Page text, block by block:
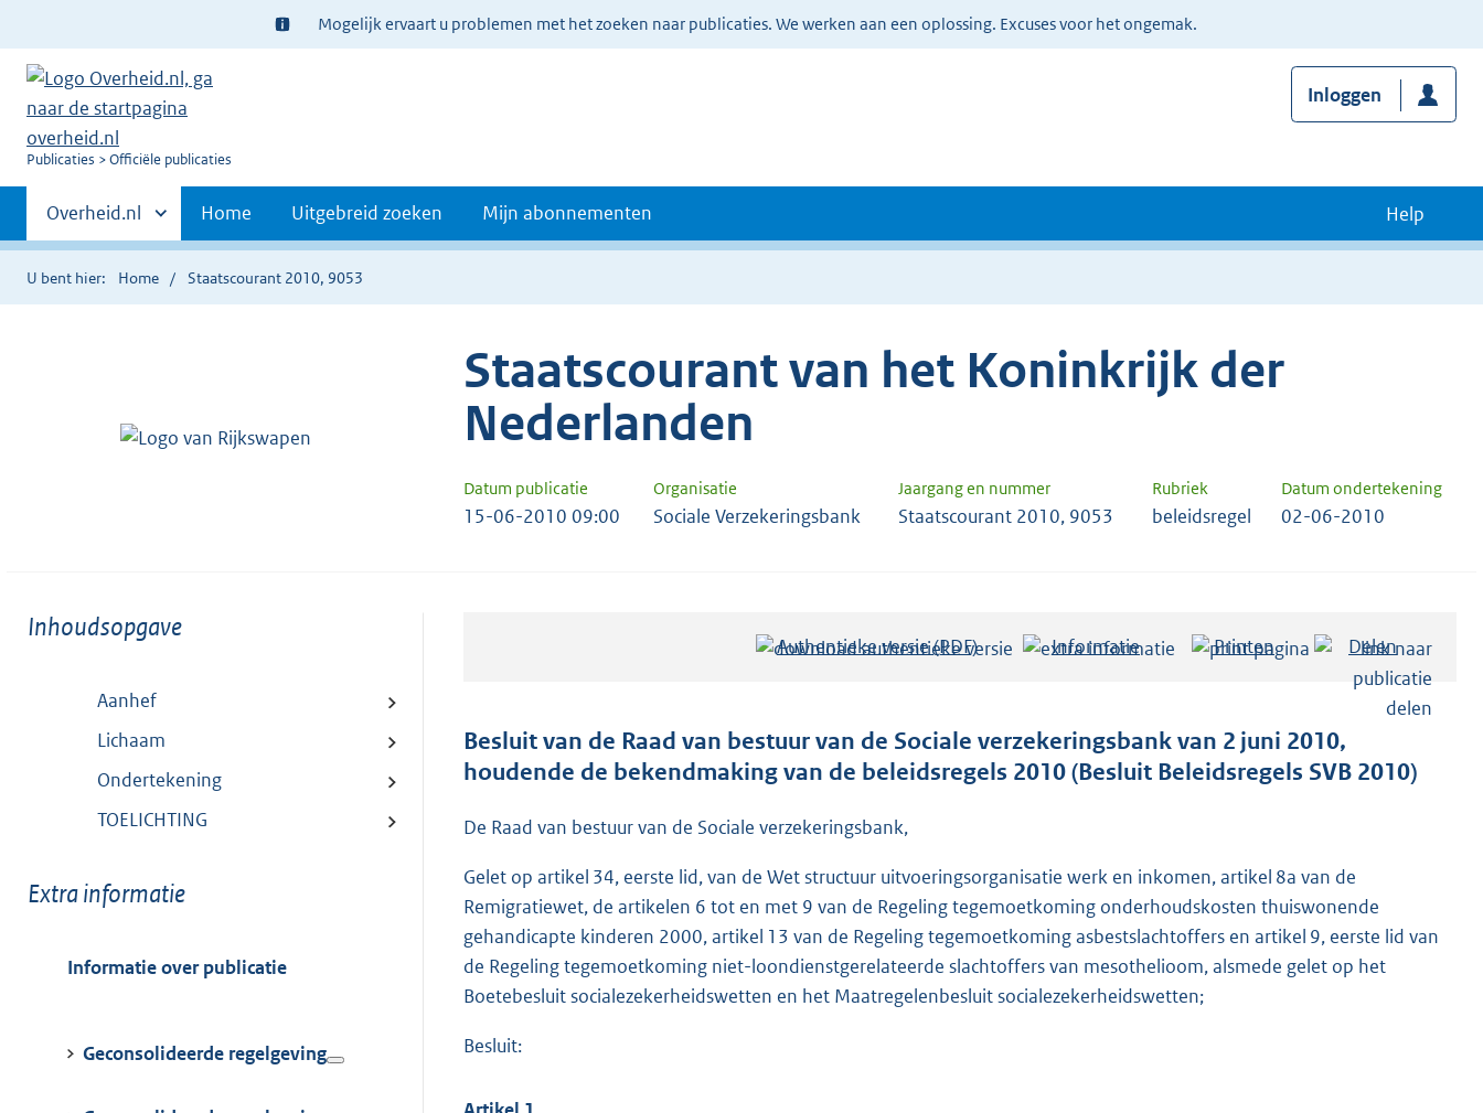
Ter
informatie:
Mogelijk ervaart u problemen met het zoeken naar publicaties. We werken aan een oplossing. Excuses voor het ongemak.
U
Publicaties Officiële publicaties
Inloggen
Primaire
navigatie
Andere
sites
binnen
Overheid.nl Home Uitgebreid zoeken Mijn abonnementen Help
U bent hier: Home Staatscourant 2010, 9053
Staatscourant van het Koninkrijk der
Nederlanden
Datum publicatie Organisatie Jaargang en nummer Rubriek Datum ondertekening
15-06-2010 09:00 Sociale Verzekeringsbank Staatscourant 2010, 9053 beleidsregel 02-06-2010
Toon
Inhoudsopgave
Aanhef
Lichaam
Ondertekening
TOELICHTING
Toon
Extra informatie
Informatie over publicatie
Geconsolideerde regelgeving
Authentieke versie (PDF)b
t
a
g
r
o
o
t
Informatie Printen Delen
Besluit van de Raad van bestuur van de Sociale verzekeringsbank van 2 juni 2010,
houdende de bekendmaking van de beleidsregels 2010 (Besluit Beleidsregels SVB 2010)
De Raad van bestuur van de Sociale verzekeringsbank,
Gelet op artikel 34, eerste lid, van de Wet structuur uitvoeringsorganisatie werk en inkomen, artikel 8a van de
Remigratiewet, de artikelen 6 tot en met 9 van de Regeling tegemoetkoming onderhoudskosten thuiswonende
gehandicapte kinderen 2000, artikel 13 van de Regeling tegemoetkoming asbestslachtoffers en artikel 9, eerste lid van
de Regeling tegemoetkoming niet-loondienstgerelateerde slachtoffers van mesothelioom, alsmede gelet op het
Boetebesluit socialezekerheidswetten en het Maatregelenbesluit socialezekerheidswetten;
Besluit: